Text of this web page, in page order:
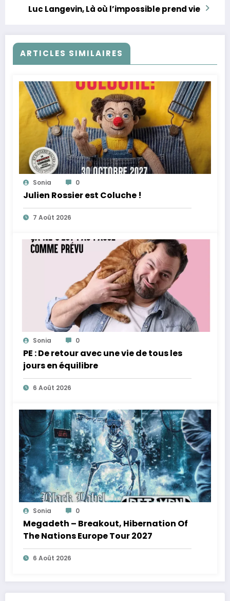
Luc Langevin, Là où l’impossible prend vie
ARTICLES SIMILAIRES
Sonia 0
Julien Rossier est Coluche !
7 Août 2026
Sonia 0
PE : De retour avec une vie de tous les
jours en équilibre
6 Août 2026
Sonia 0
Megadeth – Breakout, Hibernation Of
The Nations Europe Tour 2027
6 Août 2026